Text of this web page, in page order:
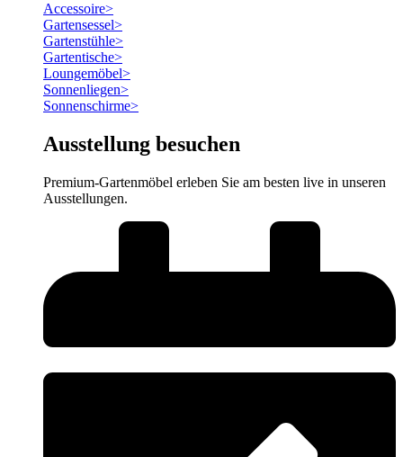
Accessoire>
Gartensessel>
Gartenstühle>
Gartentische>
Loungemöbel>
Sonnenliegen>
Sonnenschirme>
Ausstellung besuchen
Premium-Gartenmöbel erleben Sie am besten live in unseren
Ausstellungen.